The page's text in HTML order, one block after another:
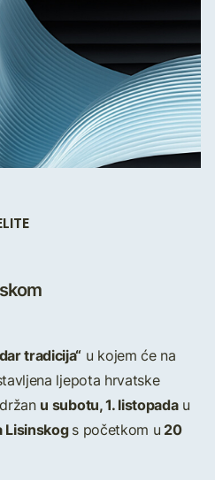
tradicija“ u kojem će na
ljepota hrvatske
u subotu, 1. listopadau
Lisinskogs početkom u20